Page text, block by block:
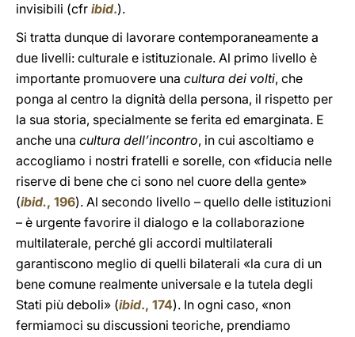
invisibili (cfr ibid.).
Si tratta dunque di lavorare contemporaneamente a
due livelli: culturale e istituzionale. Al primo livello è
importante promuovere una cultura dei volti, che
ponga al centro la dignità della persona, il rispetto per
la sua storia, specialmente se ferita ed emarginata. E
anche una cultura dell’incontro, in cui ascoltiamo e
accogliamo i nostri fratelli e sorelle, con «fiducia nelle
riserve di bene che ci sono nel cuore della gente»
(ibid., 196). Al secondo livello – quello delle istituzioni
– è urgente favorire il dialogo e la collaborazione
multilaterale, perché gli accordi multilaterali
garantiscono meglio di quelli bilaterali «la cura di un
bene comune realmente universale e la tutela degli
Stati più deboli» (ibid., 174). In ogni caso, «non
fermiamoci su discussioni teoriche, prendiamo